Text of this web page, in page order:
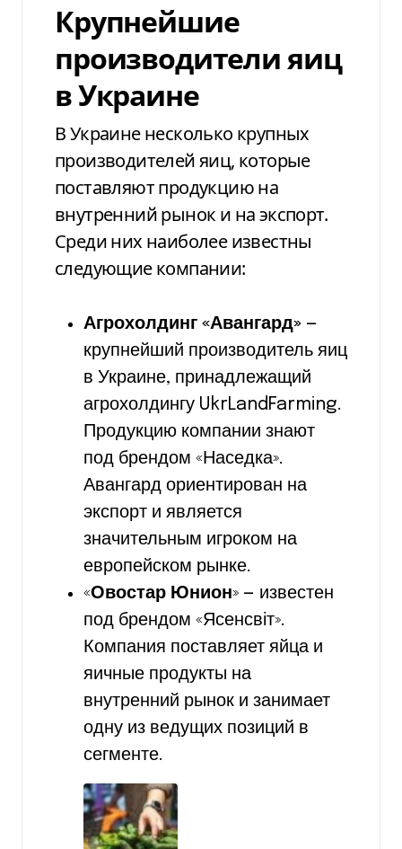
Крупнейшие
производители яиц
в Украине
В Украине несколько крупных
производителей яиц, которые
поставляют продукцию на
внутренний рынок и на экспорт.
Среди них наиболее известны
следующие компании:
Агрохолдинг «Авангард» —
крупнейший производитель яиц
в Украине, принадлежащий
агрохолдингу UkrLandFarming.
Продукцию компании знают
под брендом «Наседка».
Авангард ориентирован на
экспорт и является
значительным игроком на
европейском рынке.
«Овостар Юнион» — известен
под брендом «Ясенсвіт».
Компания поставляет яйца и
яичные продукты на
внутренний рынок и занимает
одну из ведущих позиций в
сегменте.